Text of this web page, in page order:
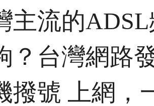
流的ADSL
？台灣網路
撥號 上網，